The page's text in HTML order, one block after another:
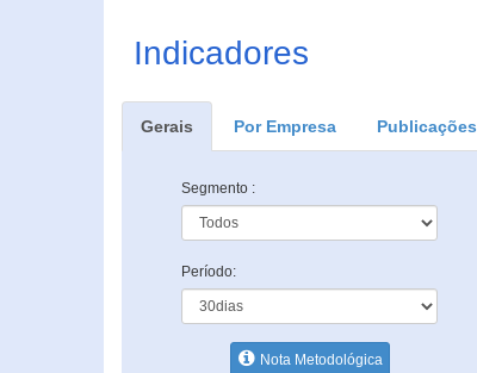
Indicadores
Gerais Por Empresa Publicações
Segmento :
Período:
Nota Metodológica